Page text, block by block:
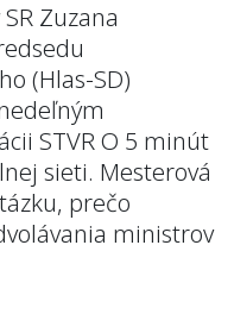
Zuzana
(Hlas-SD)
STVR O 5 minút
sieti. Mesterová
prečo
ministrov